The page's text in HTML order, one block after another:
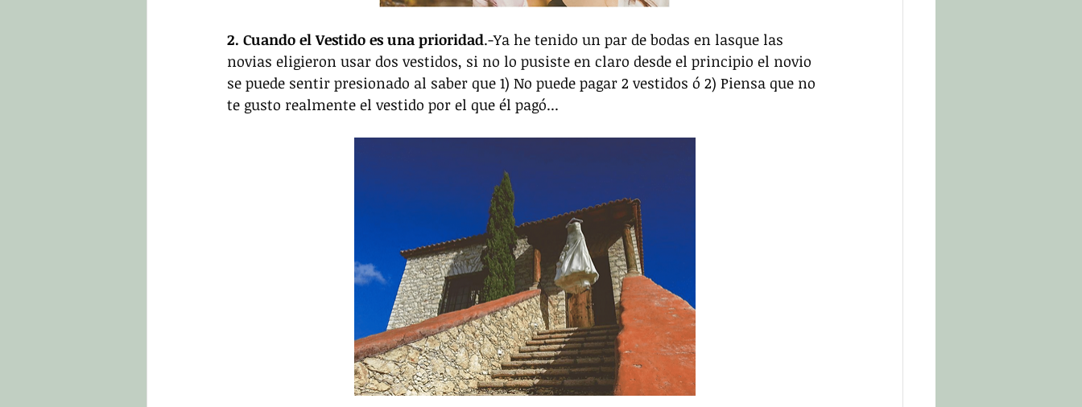
2. Cuando el Vestido es una prioridad.-Ya he tenido un par de bodas en lasque las
novias eligieron usar dos vestidos, si no lo pusiste en claro desde el principio el novio
se puede sentir presionado al saber que 1) No puede pagar 2 vestidos ó 2) Piensa que no
te gusto realmente el vestido por el que él pagó...